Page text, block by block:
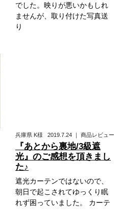
でした。映りが悪いかもしれ
ませんが、取り付けた写真送
り
兵庫県 K様 2019.7.24 ｜ 商品レビュー
『あとから裏地/3級遮
光』のご感想を頂きまし
た♪
遮光カーテンではないので、
朝日で起こされてゆっくり眠
れず困っていました。 カーテ